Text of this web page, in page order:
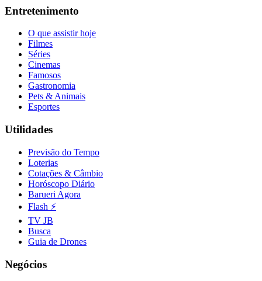
Vitória
Entretenimento
O que assistir hoje
Filmes
Séries
Cinemas
Famosos
Gastronomia
Pets & Animais
Esportes
Utilidades
Previsão do Tempo
Loterias
Cotações & Câmbio
Horóscopo Diário
Barueri Agora
Flash ⚡
TV JB
Busca
Guia de Drones
Negócios